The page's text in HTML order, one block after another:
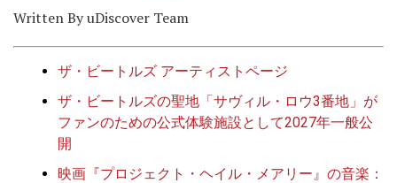
Written By uDiscover Team
ザ・ビートルズ アーティストページ
ザ・ビートルズの聖地「サヴィル・ロウ3番地」が
ファンのための公式体験施設として2027年一般公
開
映画『プロジェクト・ヘイル・メアリー』の音楽：